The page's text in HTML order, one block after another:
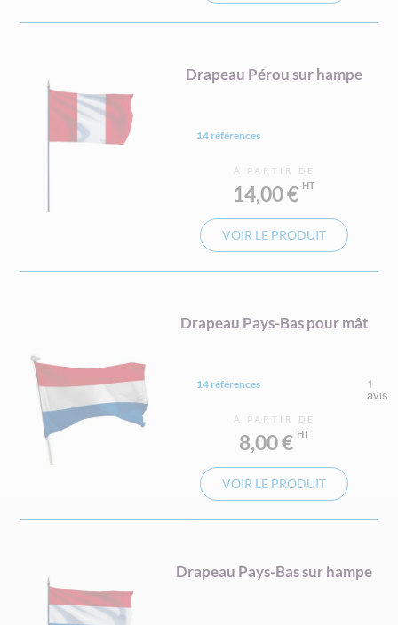
Drapeau Pérou sur hampe
14 références
À PARTIR DE
14,00 €
VOIR LE PRODUIT
Drapeau Pays-Bas pour mât
14 références
À PARTIR DE
8,00 €
VOIR LE PRODUIT
Drapeau Pays-Bas sur hampe